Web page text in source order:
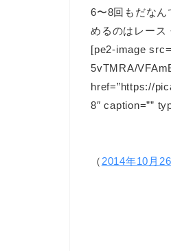
6〜8回もだな
めるのはレース
[pe2-image
5vTMRA/
href=”https://
8″ caption=””
（ 2014年10月